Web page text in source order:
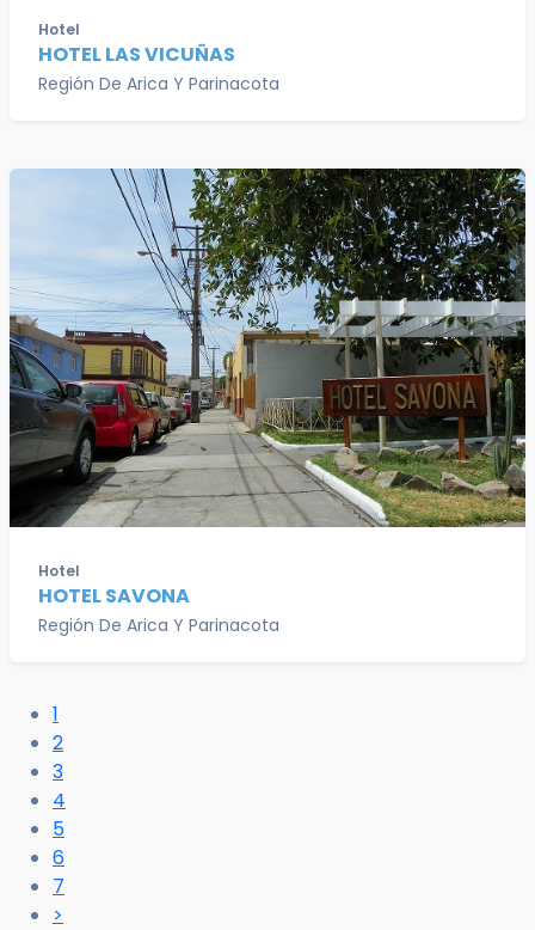
Hotel
HOTEL LAS VICUÑAS
Región De Arica Y Parinacota
Hotel
HOTEL SAVONA
Región De Arica Y Parinacota
1
2
3
4
5
6
7
>